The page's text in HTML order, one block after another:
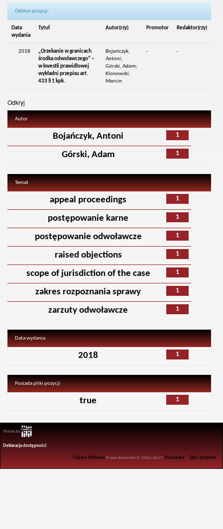
Odsłon pozycji:
Data
wydania
Tytuł Autor(rzy) Promotor Redaktor(rzy)
2018
„Orzekanie w granicach
środka odwoławczego” –
w kwestii prawidłowej
wykładni przepisu art.
433 § 1 kpk.
Bojańczyk,
Antoni;
Górski, Adam;
Klonowski,
Marcin
- -
Odkryj
Autor
1
Bojańczyk, Antoni
1
Górski, Adam
Temat
1
appeal proceedings
1
postępowanie karne
1
postępowanie odwoławcze
1
raised objections
1
scope of jurisdiction of the case
1
zakres rozpoznania sprawy
1
zarzuty odwoławcze
Data wydania
1
2018
Posiada pliki pozycji
1
true
Theme by
Deklaracja dostępności
DSpace Software Prawa Autorskie © 2002-2017 Duraspace -Zgłoś problem